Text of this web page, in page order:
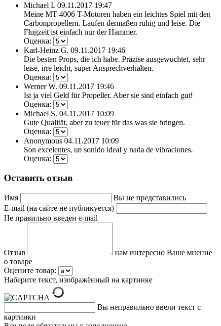
Michael L 09.11.2017 19:47
Meine MT 4006 T-Motoren haben ein leichtes Spiel mit den
Carbonpropellern. Laufen dermaßen ruhig und leise. Die
Flugzeit ist einfach nur der Hammer.
Оценка:
Karl-Heinz G. 09.11.2017 19:46
Die besten Props, die ich habe. Präzise ausgewuchtet, sehr
leise, irre leicht, super Ansprechverhalten.
Оценка:
Werner W. 09.11.2017 19:46
Ist ja viel Geld für Propeller. Aber sie sind einfach gut!
Оценка:
Michael S. 04.11.2017 10:09
Gute Qualität, aber zu teuer für das was sie bringen.
Оценка:
Anonymous 04.11.2017 10:09
Son excelentes, un sonido ideal y nada de vibraciones.
Оценка:
Оставить отзыв
Имя
Вы не представились
E-mail (на сайте не публикуется)
Не правильно введен e-mail
Отзыв
нам интересно Ваше мнение
о товаре
Оцените товар:
Наберите текст, изображённый на картинке
Вы неправильно ввели текст с
картинки